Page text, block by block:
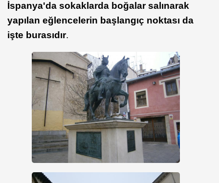
İspanya'da sokaklarda boğalar salınarak
yapılan eğlencelerin başlangıç noktası da
işte burasıdır.